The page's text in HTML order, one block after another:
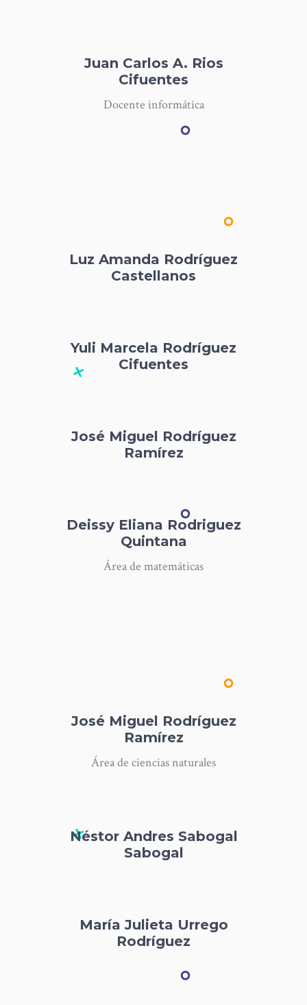
Juan Carlos A. Rios
Cifuentes
Docente informática
Luz Amanda Rodríguez
Castellanos
Yuli Marcela Rodríguez
Cifuentes
José Miguel Rodríguez
Ramírez
Deissy Eliana Rodriguez
Quintana
Área de matemáticas
José Miguel Rodríguez
Ramírez
Área de ciencias naturales
Néstor Andres Sabogal
Sabogal
María Julieta Urrego
Rodríguez